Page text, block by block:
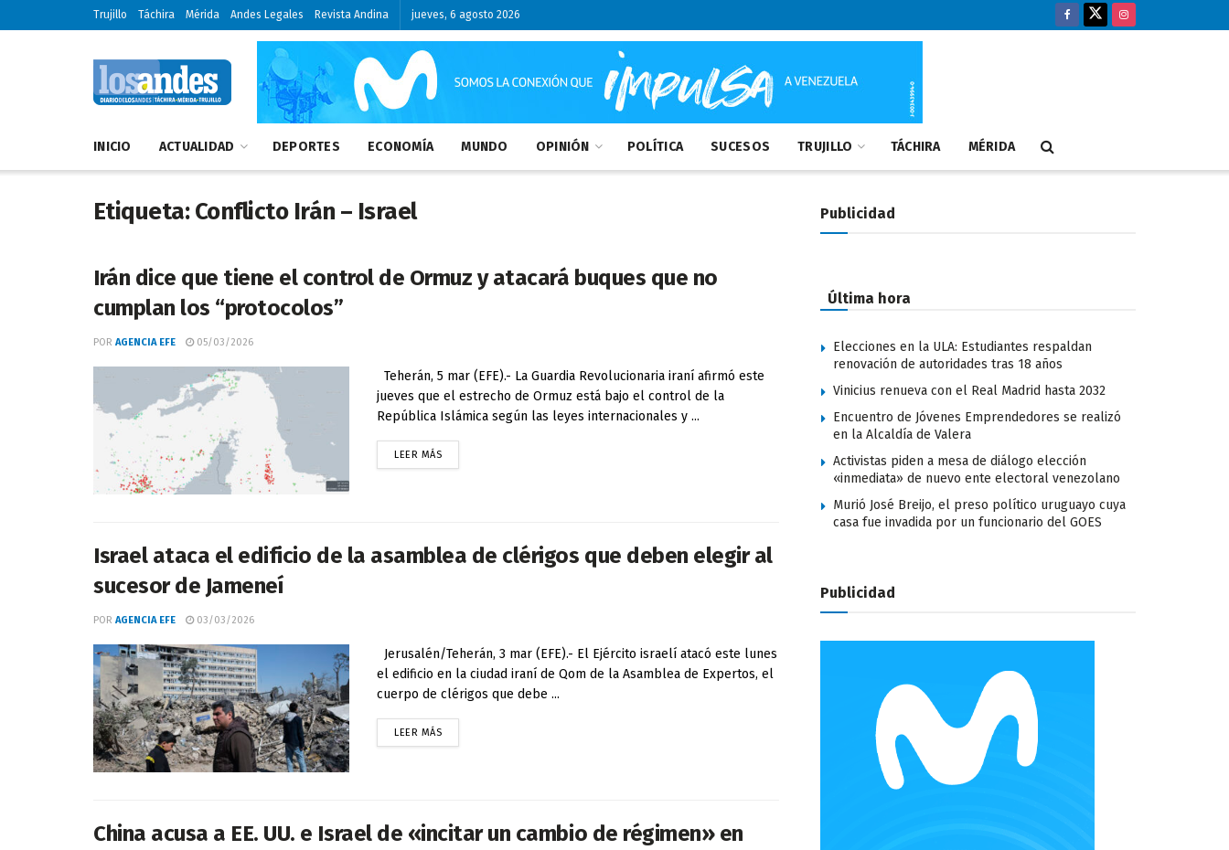
Trujillo Táchira Mérida Andes Legales Revista Andina jueves, 6 agosto 2026
INICIO ACTUALIDAD DEPORTES ECONOMÍA MUNDO OPINIÓN POLÍTICA SUCESOS TRUJILLO TÁCHIRA MÉRIDA
Etiqueta:Conflicto Irán – Israel
Irán dice que tiene el control de Ormuz y atacará buques que no
cumplan los “protocolos”
POR AGENCIA EFE 05/03/2026
Teherán, 5 mar (EFE).- La Guardia Revolucionaria iraní afirmó este
jueves que el estrecho de Ormuz está bajo el control de la
República Islámica según las leyes internacionales y ...
LEER MÁS
Israel ataca el edificio de la asamblea de clérigos que deben elegir al
sucesor de Jameneí
POR AGENCIA EFE 03/03/2026
Jerusalén/Teherán, 3 mar (EFE).- El Ejército israelí atacó este lunes
el edificio en la ciudad iraní de Qom de la Asamblea de Expertos, el
cuerpo de clérigos que debe ...
LEER MÁS
China acusa a EE. UU. e Israel de «incitar un cambio de régimen» en
Publicidad
Última hora
Elecciones en la ULA: Estudiantes respaldan
renovación de autoridades tras 18 años
Vinicius renueva con el Real Madrid hasta 2032
Encuentro de Jóvenes Emprendedores se realizó
en la Alcaldía de Valera
Activistas piden a mesa de diálogo elección
«inmediata» de nuevo ente electoral venezolano
Murió José Breijo, el preso político uruguayo cuya
casa fue invadida por un funcionario del GOES
Publicidad